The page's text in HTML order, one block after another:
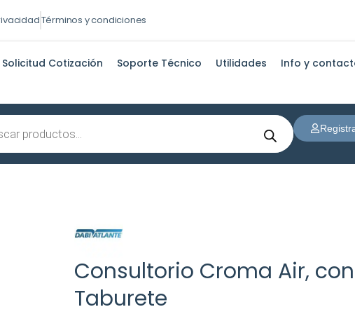
Términos y condiciones
Solicitud Cotización Soporte Técnico Utilidades Info y
Consultorio Croma Air, con
Taburete